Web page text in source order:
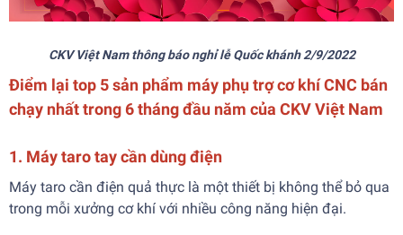
CKV Việt Nam thông báo nghỉ lễ Quốc khánh 2/9/2022
Điểm lại top 5 sản phẩm máy phụ trợ cơ khí CNC bán
chạy nhất trong 6 tháng đầu năm của CKV Việt Nam
1. Máy taro tay cần dùng điện
Máy taro cần điện quả thực là một thiết bị không thể bỏ qua
trong mỗi xưởng cơ khí với nhiều công năng hiện đại.